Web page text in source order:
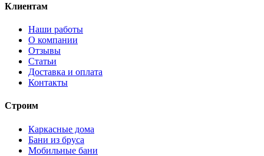
Клиентам
Наши работы
О компании
Отзывы
Статьи
Доставка и оплата
Контакты
Строим
Каркасные дома
Бани из бруса
Мобильные бани